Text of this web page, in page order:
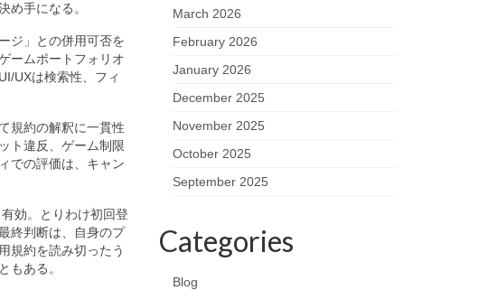
め手になる。
ジ」との併用可否を
ームポートフォリオ
UXは検索性、フィ
規約の解釈に一貫性
ト違反、ゲーム制限
での評価は、キャン
効。とりわけ初回登
終判断は、自身のプ
規約を読み切ったう
もある。
March 2026
February 2026
January 2026
December 2025
November 2025
October 2025
September 2025
Categories
Blog